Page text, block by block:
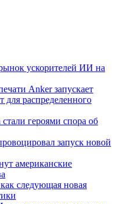
ускорителей ИИ на
Anker запускает
распределенного
героями спора об
запуск новой
американские
следующая новая